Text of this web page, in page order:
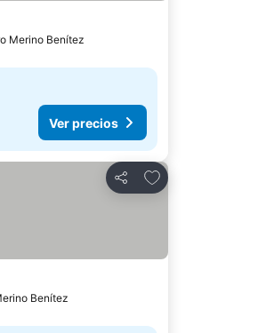
Merino Benítez
Ver precios
Compartir
Agregar a favoritos
Benítez